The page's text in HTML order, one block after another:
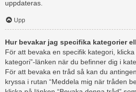
uppdateras.
Upp
Hur bevakar jag specifika kategorier
För att bevaka en specifik kategori,
kategori”-länken när du befinner dig i
För att bevaka en tråd så kan du
kryssa i rutan “Meddela mig när tråden